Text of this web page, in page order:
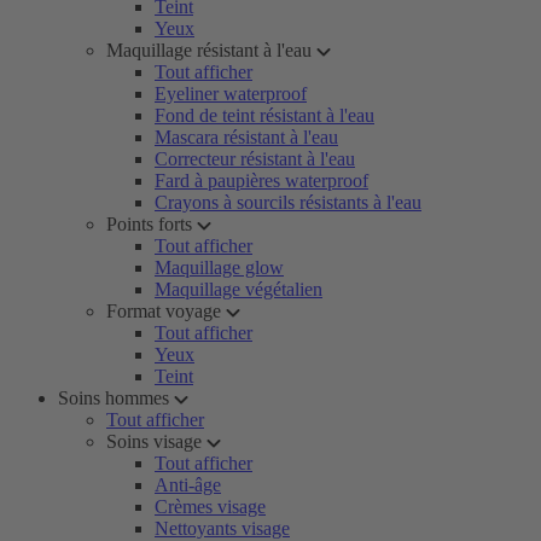
Teint
Yeux
Maquillage résistant à l'eau
Tout afficher
Eyeliner waterproof
Fond de teint résistant à l'eau
Mascara résistant à l'eau
Correcteur résistant à l'eau
Fard à paupières waterproof
Crayons à sourcils résistants à l'eau
Points forts
Tout afficher
Maquillage glow
Maquillage végétalien
Format voyage
Tout afficher
Yeux
Teint
Soins hommes
Tout afficher
Soins visage
Tout afficher
Anti-âge
Crèmes visage
Nettoyants visage